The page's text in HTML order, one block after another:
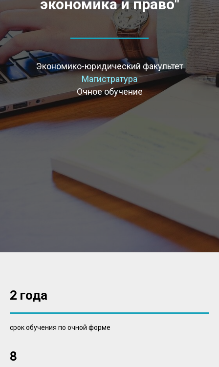
экономика и право"
Экономико-юридический факультет
Магистратура
Очное обучение
2 года
срок обучения по очной форме
8